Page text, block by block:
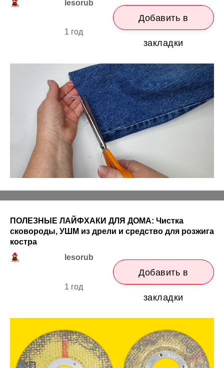
lesorub
1 год
Добавить в
закладки
ПОЛЕЗНЫЕ ЛАЙФХАКИ ДЛЯ ДОМА: Чистка
сковороды, УШМ из дрели и средство для розжига
костра
lesorub
1 год
Добавить в
закладки